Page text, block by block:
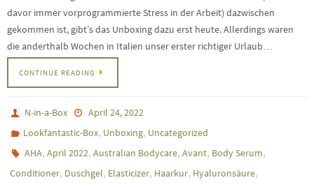
davor immer vorprogrammierte Stress in der Arbeit) dazwischen
gekommen ist, gibt’s das Unboxing dazu erst heute. Allerdings waren
die anderthalb Wochen in Italien unser erster richtiger Urlaub…
CONTINUE READING
N-in-a-Box
April 24, 2022
Lookfantastic-Box, Unboxing, Uncategorized
AHA,April 2022,Australian Bodycare,Avant, Body Serum,
Conditioner, Duschgel, Elasticizer, Haarkur, Hyaluronsäure,